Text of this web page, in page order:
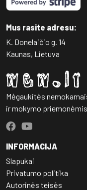
Mus rasite adresu:
K. Donelaičio g. 14
Kaunas, Lietuva
Mėgaukitės
ir mokymo
INFORMACIJA
Slapukai
Privatumo politika
Autorinės teisės